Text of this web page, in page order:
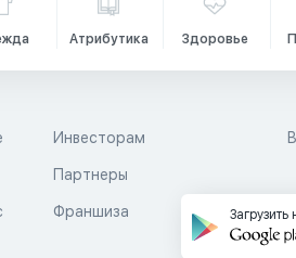
Атрибутика Здоровье
Инвесторам
Партнеры
Франшиза Загрузить